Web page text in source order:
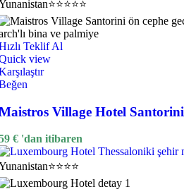
⭐⭐⭐⭐⭐
Teklif Al
view
Village Hotel Santorini
€ 'dan itibaren
⭐⭐⭐⭐